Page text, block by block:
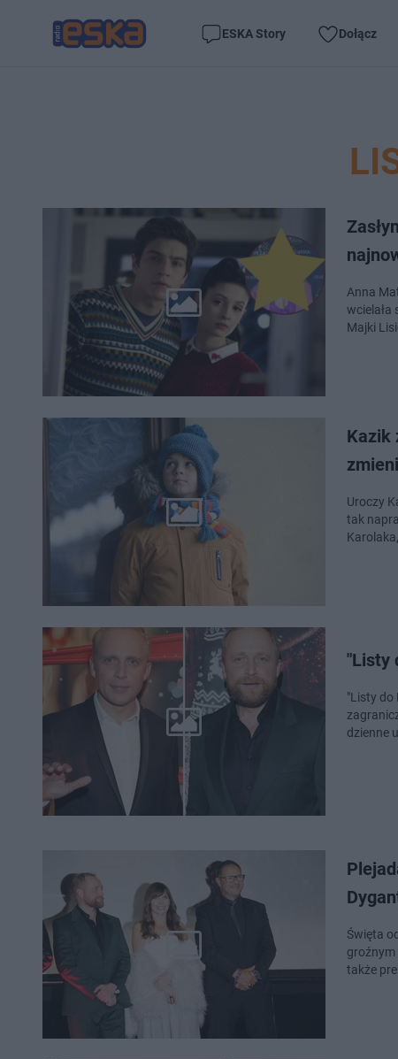
ESKA Story Dołącz
Anna
wcielała
Majki
Kazik
Uroczy
tak
Karolaka,
"Listy
"Listy do
dzienne
Święta
groźnym
także